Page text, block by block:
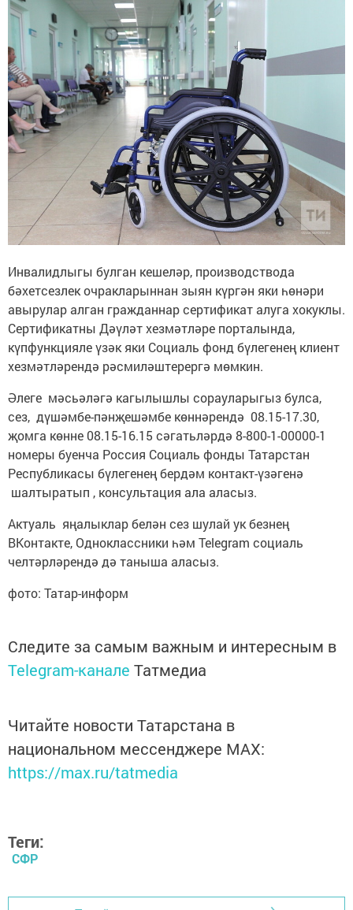
Инвалидлыгы булган кешеләр, производствода
бәхетсезлек очракларыннан зыян күргән яки һөнәри
авырулар алган гражданнар сертификат алуга хокуклы.
Сертификатны Дәүләт хезмәтләре порталында,
күпфункцияле үзәк яки Социаль фонд бүлегенең клиент
хезмәтләрендә рәсмиләштерергә мөмкин.
Әлеге мәсьәләгә кагылышлы сорауларыгыз булса,
сез, дүшәмбе-пәнҗешәмбе көннәрендә 08.15-17.30,
җомга көнне 08.15-16.15 сәгатьләрдә 8-800-1-00000-1
номеры буенча Россия Социаль фонды Татарстан
Республикасы бүлегенең бердәм контакт-үзәгенә
шалтыратып , консультация ала аласыз.
Актуаль яңалыклар белән сез шулай ук безнең
ВКонтакте, Одноклассники һәм Telegram социаль
челтәрләрендә дә таныша аласыз.
фото: Татар-информ
Следите за самым важным и интересным в
Telegram-канале Татмедиа
Читайте новости Татарстана в
национальном мессенджере MАХ:
https://max.ru/tatmedia
Теги:
СФР